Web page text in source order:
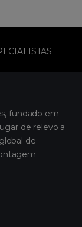
fundado em
de relevo a
de